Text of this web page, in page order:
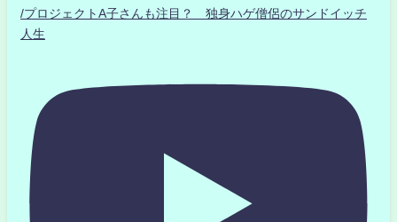
/プロジェクトA子さんも注目？ 独身ハゲ僧侶のサンドイッチ
人生